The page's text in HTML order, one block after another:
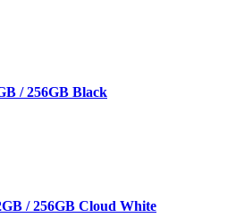
/ 256GB Black
/ 256GB Cloud White